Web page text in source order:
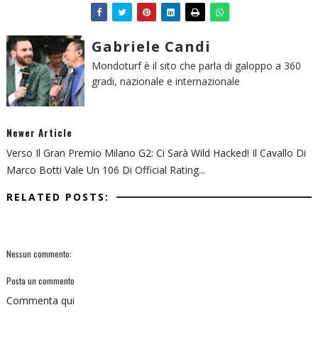
Gabriele Candi
Mondoturf è il sito che parla di galoppo a 360
gradi, nazionale e internazionale
Newer Article
Verso Il Gran Premio Milano G2: Ci Sarà Wild Hacked! Il Cavallo Di
Marco Botti Vale Un 106 Di Official Rating...
RELATED POSTS:
Nessun commento:
Posta un commento
Commenta qui